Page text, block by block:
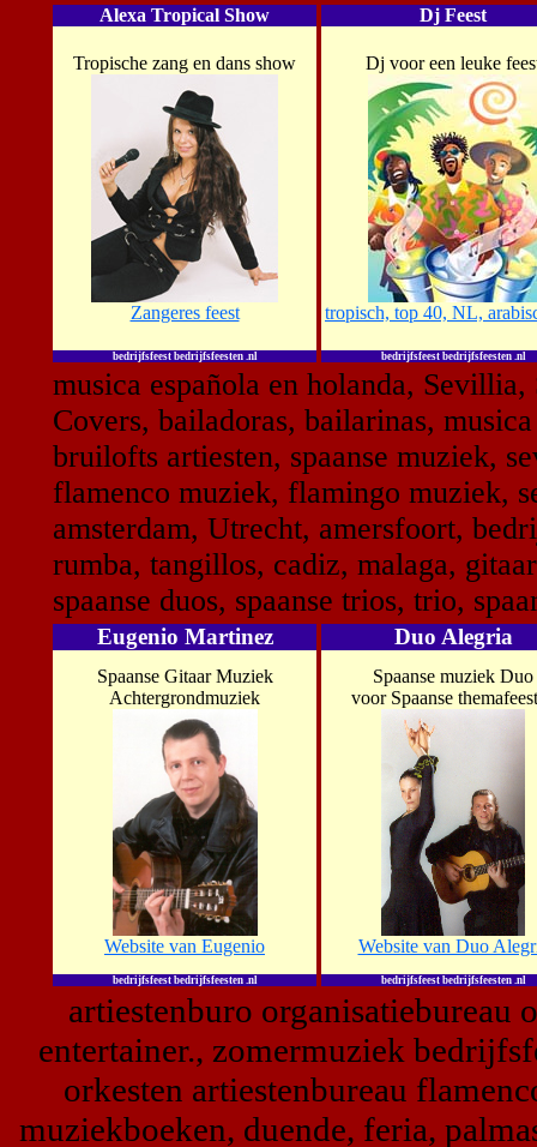
Alexa Tropical Show
Tropische zang en dans show
Zangeres feest
bedrijfsfeest bedrijfsfeesten .nl
Dj Feest
Dj voor een leuke
tropisch, top 40, NL,
bedrijfsfeest bedrijfsfeesten .nl
musica española en holanda,
Covers, bailadoras, bailarinas,
bruilofts artiesten, spaanse muziek,
flamenco muziek, flamingo muziek,
amsterdam, Utrecht, amersfoort,
rumba, tangillos, cadiz, malaga,
spaanse duos, spaanse trios, trio,
Eugenio Martinez
Spaanse Gitaar Muziek
Achtergrondmuziek
Website van Eugenio
bedrijfsfeest bedrijfsfeesten .nl
Duo Alegria
Spaanse muziek Duo
voor Spaanse
Website van Duo
bedrijfsfeest bedrijfsfeesten .nl
artiestenburo organisatiebureau
entertainer., zomermuziek
orkesten artiestenbureau
muziekboeken, duende, feria,